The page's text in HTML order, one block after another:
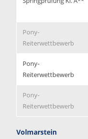
Pony-
Reiterwettbewerb
Pony-
Reiterwettbewerb
Pony-
Reiterwettbewerb
Volmarstein